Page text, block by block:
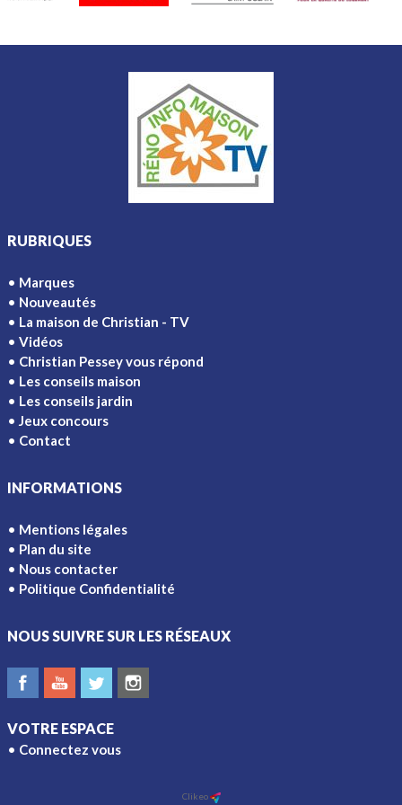
RUBRIQUES
Marques
Nouveautés
La maison de Christian - TV
Vidéos
Christian Pessey vous répond
Les conseils maison
Les conseils jardin
Jeux concours
Contact
INFORMATIONS
Mentions légales
Plan du site
Nous contacter
Politique Confidentialité
NOUS SUIVRE SUR LES RÉSEAUX
VOTRE ESPACE
Connectez vous
Clikeo